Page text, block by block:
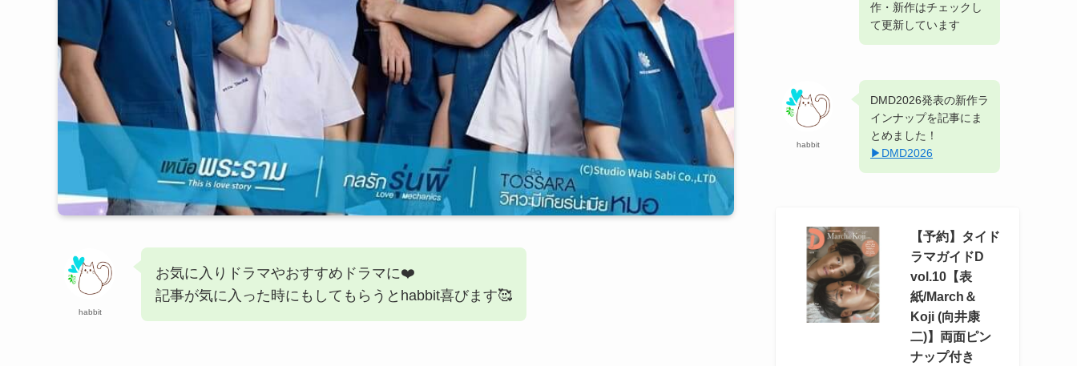
habbit
お気に入りドラマやおすすめドラマに❤️
記事が気に入った時にもしてもらうとhabbit喜びます🥰
作・新作はチェックし
て更新しています
habbit
DMD2026発表の新作ラ
インナップを記事にま
とめました！
▶︎DMD2026
【予約】タイド
ラマガイドD
vol.10【表
紙/March＆
Koji (向井康
二)】両面ピン
ナップ付き